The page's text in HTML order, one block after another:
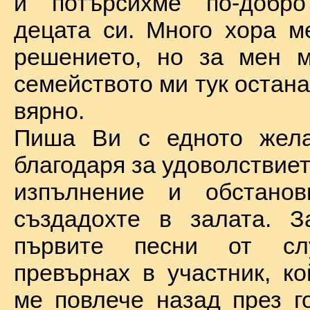
децата си. Много хора
решението, но за мен
семейството ми тук
вярно.
Пиша Ви с едното
благодаря за
изпълнение и
създадохте в залата.
първите песни от
превърнах в участник,
ме повлече назад през